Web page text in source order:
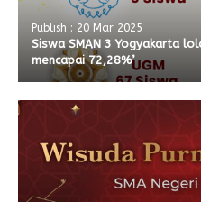
Publish : 20 Mar 2025
Siswa SMAN 3 Yogyakarta
mencapai 72,28%’